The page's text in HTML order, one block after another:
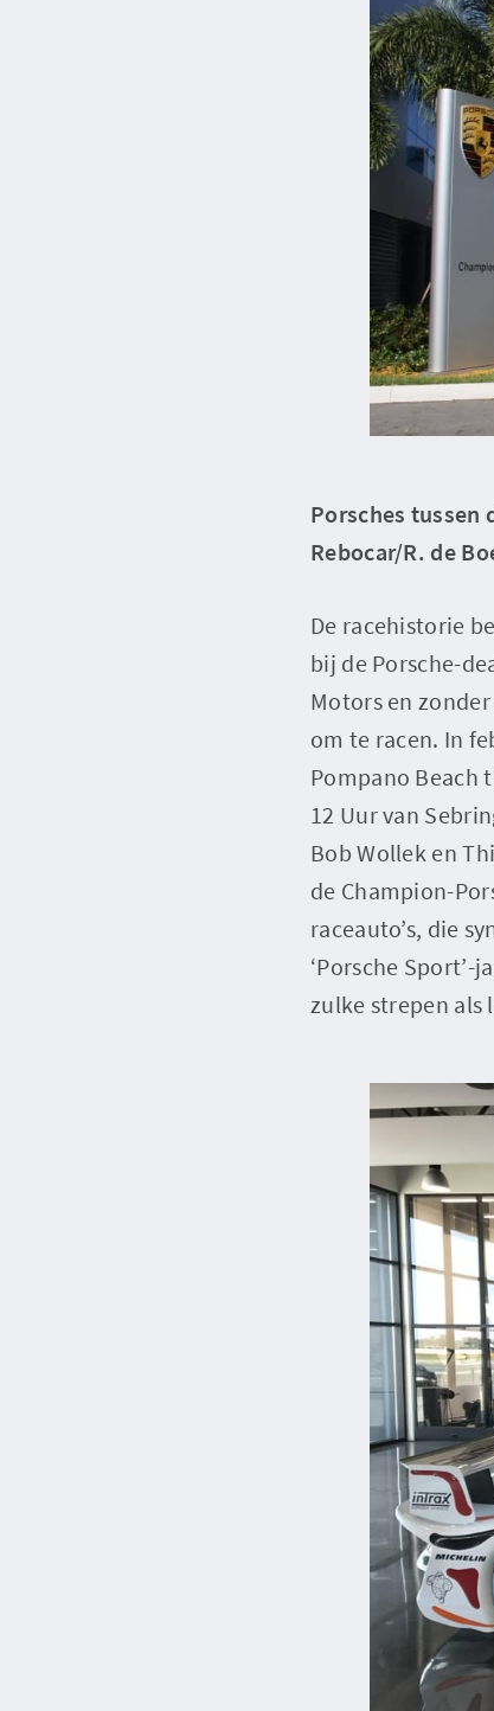
Porsches tussen
Rebocar/R. de
De racehistorie
bij de Porsche-
Motors en
om te racen. In
Pompano Beach
12 Uur van
Bob Wollek en
de Champion-
raceauto’s, die
‘Porsche Sport’-
zulke strepen als